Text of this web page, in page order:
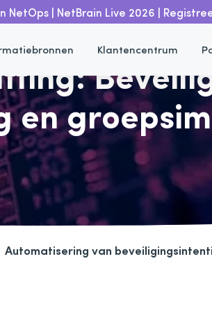
NetOps | NetBrain Live 2026 |
Klantencentrum
en
Automatisering van